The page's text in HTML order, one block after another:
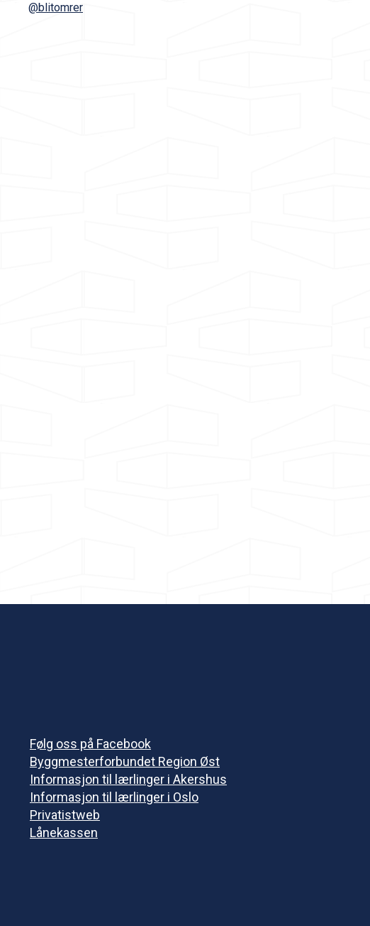
@blitomrer
Følg oss på Facebook
Byggmesterforbundet Region Øst
Informasjon til lærlinger i Akershus
Informasjon til lærlinger i Oslo
Privatistweb
Lånekassen